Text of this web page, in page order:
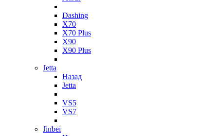
Dashing
X70
X70 Plus
X90
X90 Plus
Jetta
Назад
Jetta
VS5
VS7
Jinbei